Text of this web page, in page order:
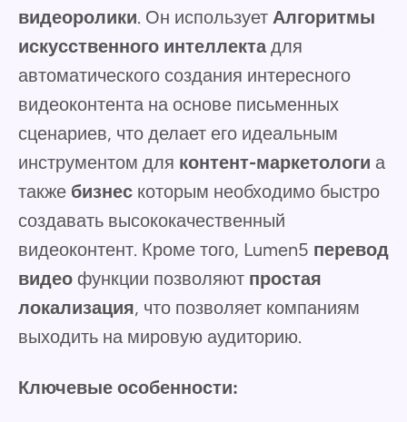
видеоролики. Он использует Алгоритмы
искусственного интеллектадля
автоматического создания интересного
видеоконтента на основе письменных
сценариев, что делает его идеальным
инструментом для контент-маркетологи а
также бизнес которым необходимо быстро
создавать высококачественный
видеоконтент. Кроме того, Lumen5 перевод
видео функции позволяют простая
локализация, что позволяет компаниям
выходить на мировую аудиторию.
Ключевые особенности: